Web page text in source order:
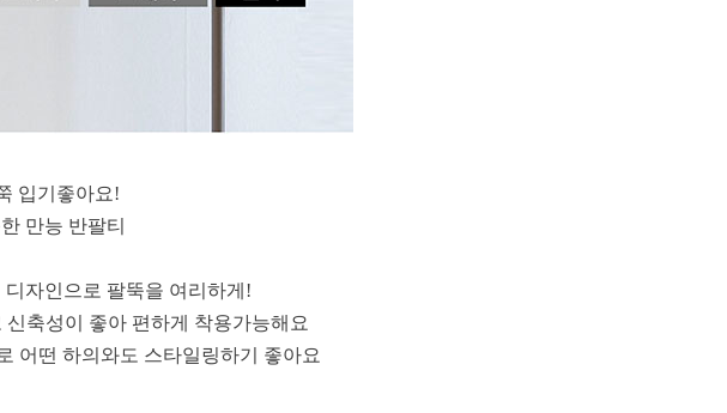
입기좋아요!
만능 반팔티
자인으로 팔뚝을 여리하게!
축성이 좋아 편하게 착용가능해요
어떤 하의와도 스타일링하기 좋아요